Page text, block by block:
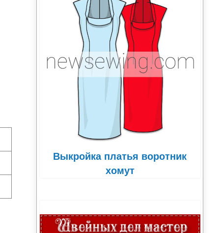
Выкройка платья воротник
хомут